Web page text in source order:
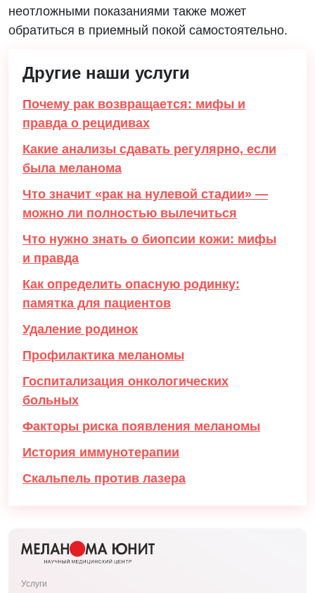
неотложными показаниями также может
обратиться в приемный покой самостоятельно.
Другие наши услуги
Почему рак возвращается: мифы и
правда о рецидивах
Какие анализы сдавать регулярно, если
была меланома
Что значит «рак на нулевой стадии» —
можно ли полностью вылечиться
Что нужно знать о биопсии кожи: мифы
и правда
Как определить опасную родинку:
памятка для пациентов
Удаление родинок
Профилактика меланомы
Госпитализация онкологических
больных
Факторы риска появления меланомы
История иммунотерапии
Скальпель против лазера
Услуги